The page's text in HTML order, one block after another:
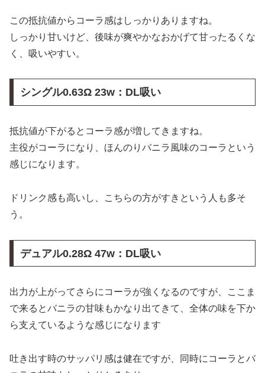
この抵抗値からコーラ感はしっかりありますね。
しっかり甘いけど、後味が爽やかなおかげて甘ったるくな
く、吸いやすい。
シングル0.63Ω 23w：DL吸い
抵抗値が下がるとコーラ感が増してきますね。
主役がコーラになり、ほんのりバニラ風味のコーラという
感じになります。
ドリンク感も高いし、こちらの方がすきという人も多そ
う。
デュアル0.28Ω 47w：DL吸い
出力が上がってさらにコーラが強くなるのですが、ここま
で来るとバニラの甘味もかなり出てきて、全体の味を下か
ら支えているような感じになります
吐き出す時のサッパリ感は健在ですが、同時にコーラとバ